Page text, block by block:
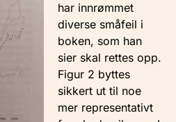
har innrømmet
diverse småfeil i
boken, som han
sier skal rettes opp.
Figur 2 byttes
sikkert ut til noe
mer representativt